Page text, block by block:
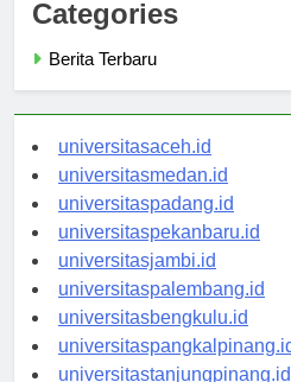
Categories
universitasaceh.id
universitasmedan.id
universitaspadang.id
universitaspekanbaru.id
universitasjambi.id
universitaspalembang.id
universitasbengkulu.id
universitaspangkalpinang.id